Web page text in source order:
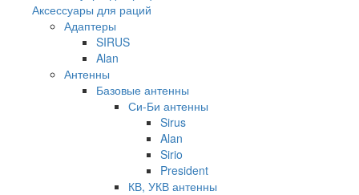
Аксессуары для раций
Адаптеры
SIRUS
Alan
Антенны
Базовые антенны
Си-Би антенны
Sirus
Alan
Sirio
President
КВ, УКВ антенны